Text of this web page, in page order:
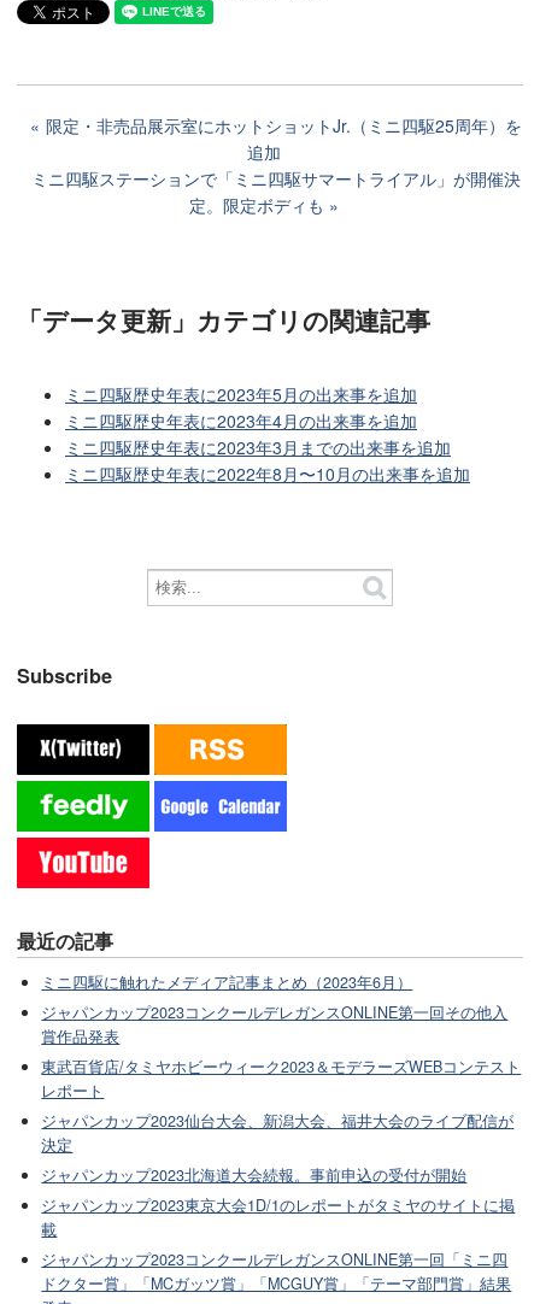
限定・非売品展示室にホットショットJr.（ミニ四駆25周年）を
追加
ミニ四駆ステーションで「ミニ四駆サマートライアル」が開催決
定。限定ボディも
「データ更新」カテゴリの関連記事
ミニ四駆歴史年表に2023年5月の出来事を追加
ミニ四駆歴史年表に2023年4月の出来事を追加
ミニ四駆歴史年表に2023年3月までの出来事を追加
ミニ四駆歴史年表に2022年8月〜10月の出来事を追加
Subscribe
最近の記事
ミニ四駆に触れたメディア記事まとめ（2023年6月）
ジャパンカップ2023コンクールデレガンスONLINE第一回その他入
賞作品発表
東武百貨店/タミヤホビーウィーク2023＆モデラーズWEBコンテスト
レポート
ジャパンカップ2023仙台大会、新潟大会、福井大会のライブ配信が
決定
ジャパンカップ2023北海道大会続報。事前申込の受付が開始
ジャパンカップ2023東京大会1D/1のレポートがタミヤのサイトに掲
載
ジャパンカップ2023コンクールデレガンスONLINE第一回「ミニ四
ドクター賞」「MCガッツ賞」「MCGUY賞」「テーマ部門賞」結果